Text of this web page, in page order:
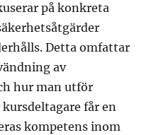
på konkreta
Detta omfattar
av
hur man utför
får en
kompetens inom